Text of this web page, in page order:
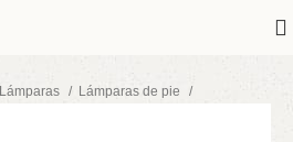
Lámparas Lámparas de pie